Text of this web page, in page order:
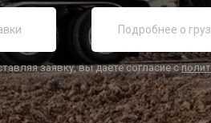
заявку, вы даете согласие с